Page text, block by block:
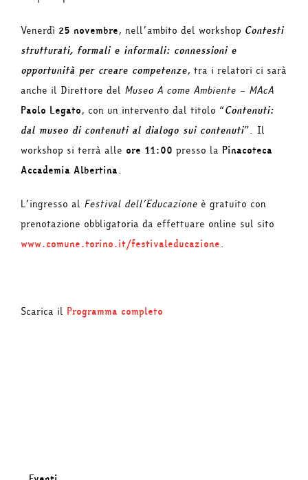
Venerdì 25 novembre, nell’ambito del workshop Contesti
strutturati, formali e informali: connessioni e
opportunità per creare competenze, tra i relatori ci sarà
anche il Direttore del Museo A come Ambiente – MAcA
Paolo Legato, con un intervento dal titolo “Contenuti:
dal museo di contenuti al dialogo sui contenuti”. Il
workshop si terrà alle ore 11:00 presso la Pinacoteca
Accademia Albertina.
L’ingresso al Festival dell’Educazione è gratuito con
prenotazione obbligatoria da effettuare online sul sito
www.comune.torino.it/festivaleducazione.
Scarica il Programma completo